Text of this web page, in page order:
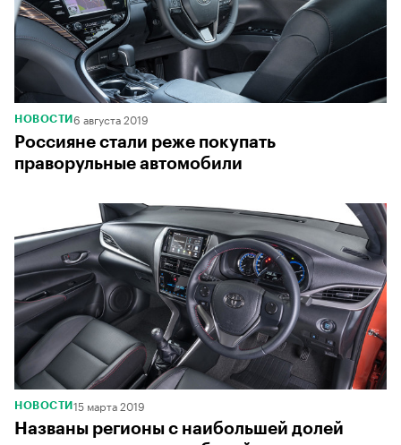
НОВОСТИ 6 августа 2019
Россияне стали реже покупать
праворульные автомобили
НОВОСТИ 15 марта 2019
Названы регионы с наибольшей долей